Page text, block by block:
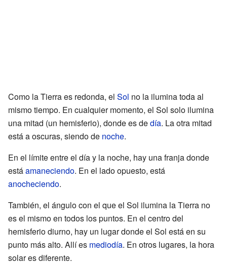
Como la Tierra es redonda, el Sol no la ilumina toda al
mismo tiempo. En cualquier momento, el Sol solo ilumina
una mitad (un hemisferio), donde es dedía. La otra mitad
está a oscuras, siendo de noche.
En el límite entre el día y la noche, hay una franja donde
estáamaneciendo. En el lado opuesto, está
anocheciendo.
También, el ángulo con el que el Sol ilumina la Tierra no
es el mismo en todos los puntos. En el centro del
hemisferio diurno, hay un lugar donde el Sol está en su
punto más alto. Allí es mediodía. En otros lugares, la hora
solar es diferente.